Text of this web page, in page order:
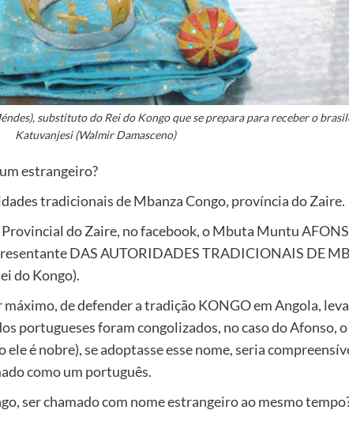
substituto do Rei do Kongo que se prepara para receber o
Katuvanjesi (Walmir Damasceno)
estrangeiro?
tradicionais de Mbanza Congo, província do Zaire.
do Zaire, no facebook, o Mbuta Muntu
DAS AUTORIDADES TRADICIONAIS DE
do Kongo).
de defender a tradição KONGO em Angola,
portugueses foram congolizados, no caso do Afonso,
é nobre), se adoptasse esse nome, seria
como um português.
ser chamado com nome estrangeiro ao mesmo